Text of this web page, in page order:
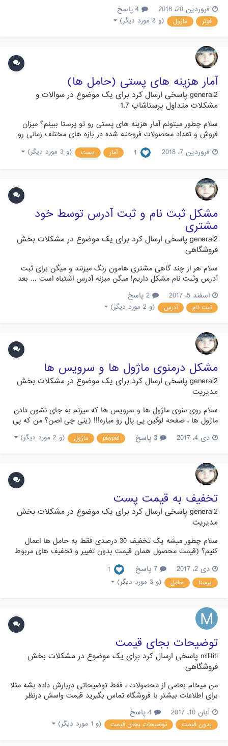
کنن, لطفا راهنمائی کنین سایت : CellME.ir
فروردین 20، 2018
فوتر ماژول (و 8 مورد دیگر)
آمار هزینه های پستی (حامل ها)
general2 پاسخی ارسال کرد برای یک موضوع در سوالات و
مشکلات متداول پرستاشاپ 1.7
سلام چطور میتونم آمار هزینه های پستی رو تو پرستا ببینم؟ میزان
فروش و تعداد محصولات فروخته شده در بازه های مختلف زمانی رو
پرداخت شده؟؟
فروردین 7، 2018 1 آمار پست (و 3 مورد دیگر)
مشکل ثبت نام و ثبت آدرس توسط خود
مشتری
general2 پاسخی ارسال کرد برای یک موضوع در مشکلات بخش
فروشگاهی
سلام هر از چند گاهی مشتری هامون زنگ میزنند و میگن برای ثبت
آدرس وثبت نام مشکل داریم! میگن میزنه آدرس اشتباه است ... بعد
ثبت نام کنم و پرداخت ، ولی چندین مشتری تماس میگیرند و میگند
که که نمیتونند ثبت نام کنند و بهشون ایراد میگیره (آدرس...
اسفند 5، 2017
ثبت نام آدرس (و 2 مورد دیگر)
مشکل درمنوی ماژول ها و سرویس ها
general2 پاسخی ارسال کرد برای یک موضوع در مشکلات بخش
مدیریت
سلام روی منوی ماژول ها و سرویس ها که میزنم به جای نشون دادن
ماژول ها ، صفحه لوگین پی پال رو میاره!!! (ینی چی اصن؟ من که پی
دی 4، 2017 paypal ماژول (و 2 مورد دیگر)
تخفیف به قیمت پست
general2 پاسخی ارسال کرد برای یک موضوع در مشکلات بخش
مدیریت
سلام چطور میشه یک تخفیف 30 درصدی فقط به حامل ها اعمال
کنیم؟ (قیمت محصول همان قیمت بدون تغییر و تخفیف های مربوط
دی 2، 2017 1
پرستا حامل (و 3 مورد دیگر)
توضیحات بجای قیمت
milititi پاسخی ارسال کرد برای یک موضوع در مشکلات بخش
فروشگاهی
من میخام بعضی از محصولات ، فقط توضیحاتی دربارش داده بشه مثلا
برای اطلاعات بیشتر با فروشگاه تماس بگیرید قیمت واسش درنظر
نگیریم چه راه حلی پیشنهاد میکنید ممنون
آبان 10، 2017
بدون قیمت توضیحات بجای قیمت (و 1 مورد دیگر)